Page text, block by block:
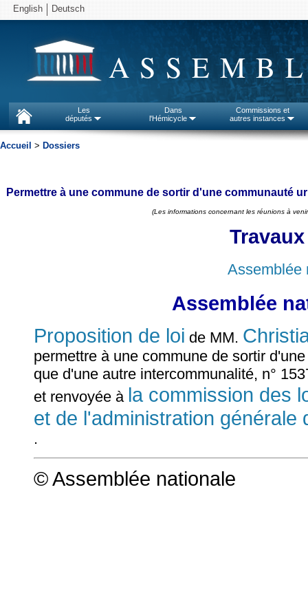
English Deutsch
Les
députés
Dans
l'Hémicycle
Commissions et
autres instances
Accueil > Dossiers
Permettre à une commune de sortir d'une communauté
(Les informations concernant les réunions à
Assemblée
Assemblée
Proposition de loi de MM.
permettre à une commune de sortir
que d'une autre intercommunalité, n°
et renvoyée à la commission des
et de l'administration générale
.
© Assemblée nationale